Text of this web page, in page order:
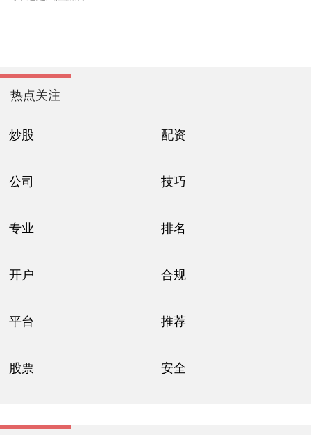
热点关注
炒股 配资
公司 技巧
专业 排名
开户 合规
平台 推荐
股票 安全